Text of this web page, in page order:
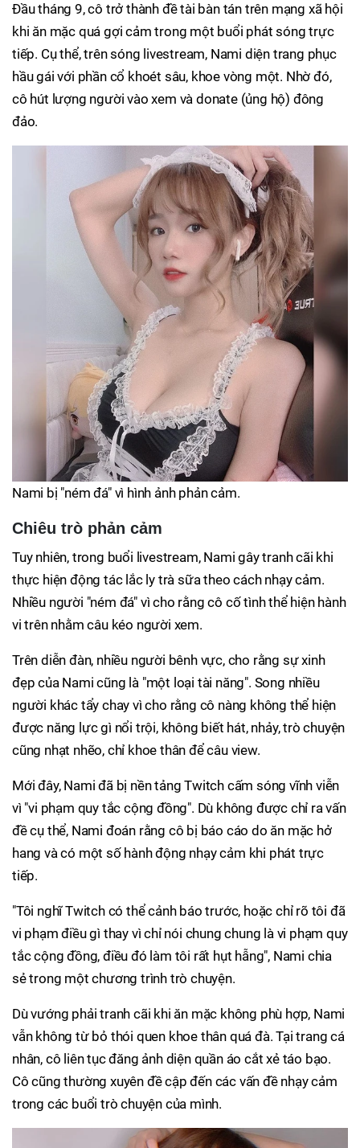
Đầu tháng 9, cô trở thành đề tài bàn tán trên mạng xã hội
khi ăn mặc quá gợi cảm trong một buổi phát sóng trực
tiếp. Cụ thể, trên sóng livestream, Nami diện trang phục
hầu gái với phần cổ khoét sâu, khoe vòng một. Nhờ đó,
cô hút lượng người vào xem và donate (ủng hộ) đông
đảo.
Nami bị "ném đá" vì hình ảnh phản cảm.
Chiêu trò phản cảm
Tuy nhiên, trong buổi livestream, Nami gây tranh cãi khi
thực hiện động tác lắc ly trà sữa theo cách nhạy cảm.
Nhiều người "ném đá" vì cho rằng cô cố tình thể hiện hành
vi trên nhằm câu kéo người xem.
Trên diễn đàn, nhiều người bênh vực, cho rằng sự xinh
đẹp của Nami cũng là "một loại tài năng". Song nhiều
người khác tẩy chay vì cho rằng cô nàng không thể hiện
được năng lực gì nổi trội, không biết hát, nhảy, trò chuyện
cũng nhạt nhẽo, chỉ khoe thân để câu view.
Mới đây, Nami đã bị nền tảng Twitch cấm sóng vĩnh viễn
vì "vi phạm quy tắc cộng đồng". Dù không được chỉ ra vấn
đề cụ thể, Nami đoán rằng cô bị báo cáo do ăn mặc hở
hang và có một số hành động nhạy cảm khi phát trực
tiếp.
"Tôi nghĩ Twitch có thể cảnh báo trước, hoặc chỉ rõ tôi đã
vi phạm điều gì thay vì chỉ nói chung chung là vi phạm quy
tắc cộng đồng, điều đó làm tôi rất hụt hẫng", Nami chia
sẻ trong một chương trình trò chuyện.
Dù vướng phải tranh cãi khi ăn mặc không phù hợp, Nami
vẫn không từ bỏ thói quen khoe thân quá đà. Tại trang cá
nhân, cô liên tục đăng ảnh diện quần áo cắt xẻ táo bạo.
Cô cũng thường xuyên đề cập đến các vấn đề nhạy cảm
trong các buổi trò chuyện của mình.